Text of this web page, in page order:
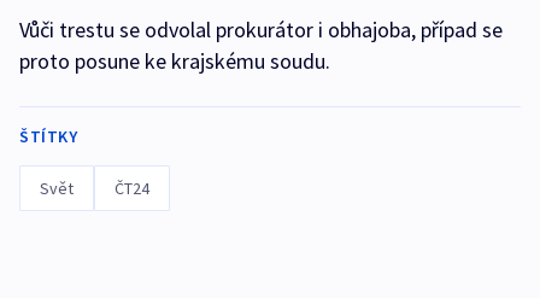
Vůči trestu se odvolal prokurátor i obhajoba, případ se
proto posune ke krajskému soudu.
ŠTÍTKY
Svět ČT24